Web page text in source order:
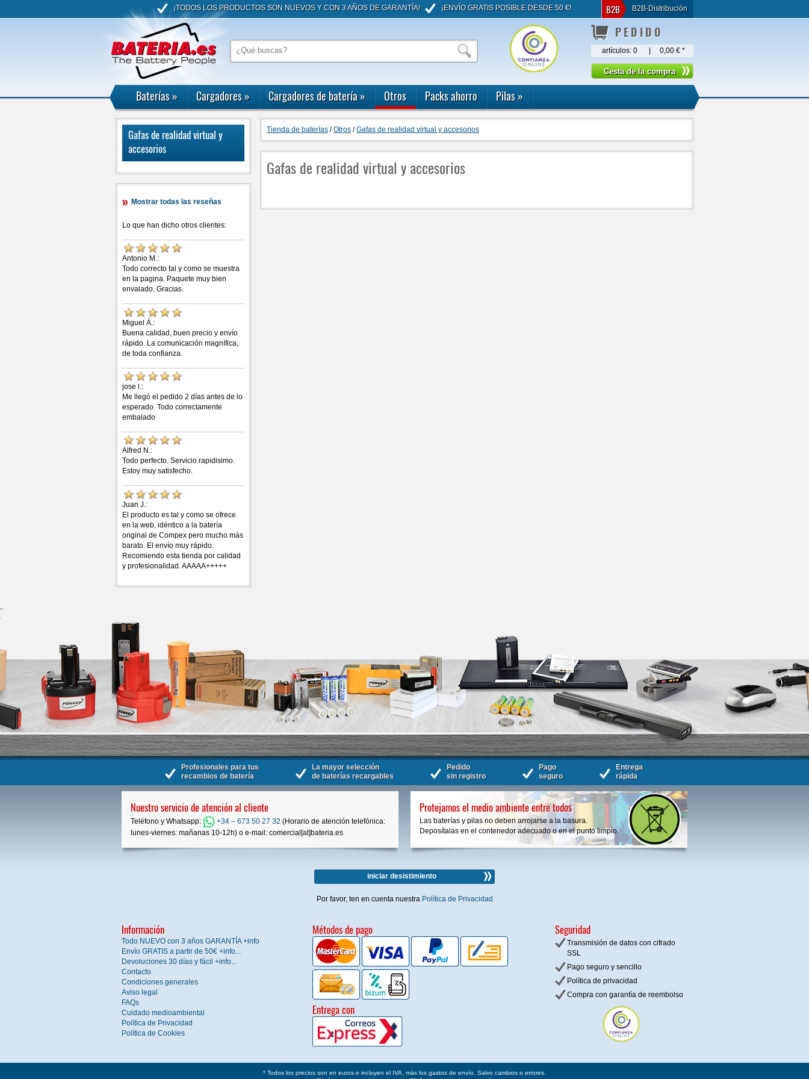
B2B B2B-Distribución
¡TODOS LOS PRODUCTOS SON NUEVOS Y CON 3 AÑOS DE GARANTÍA! ¡ENVÍO GRATIS POSIBLE DESDE 50 €!
PEDIDO
artículos: 0 0,00 € *
Baterías» Cargadores» Cargadores de batería» Otros Packs ahorro Pilas»
Gafas de realidad virtual y
accesorios
Mostrar todas las reseñas
Lo que han dicho otros clientes:
Antonio M.:
Todo correcto tal y como se muestra
en la pagina. Paquete muy bien
envalado. Gracias.
Miguel Á.:
Buena calidad, buen precio y envío
rápido. La comunicación magnífica,
de toda confianza.
jose l.:
Me llegó el pedido 2 días antes de lo
esperado. Todo correctamente
embalado
Alfred N.:
Todo perfecto. Servicio rapidisimo.
Estoy muy satisfecho.
Juan J.:
El producto es tal y como se ofrece
en la web, idéntico a la batería
original de Compex pero mucho más
barato. El envío muy rápido.
Recomiendo esta tienda por calidad
y profesionalidad. AAAAA+++++
Tienda de baterías /Otros /Gafas de realidad virtual y accesorios
Gafas de realidad virtual y accesorios
Profesionales para tus
recambios de batería
La mayor selección
de baterías recargables
Pedido
sin registro
Pago
seguro
Entrega
rápida
Nuestro servicio de atención al cliente
Teléfono y Whatsapp: +34 – 673 50 27 32 (Horario de atención telefónica:
lunes-viernes: mañanas 10-12h) o e-mail: comercial[at]bateria.es
Protejamos el medio ambiente entre todos
Las baterías y pilas no deben arrojarse a la basura.
Deposítalas en el contenedor adecuado o en el punto limpio.
iniciar desistimiento
Por favor, ten en cuenta nuestra Política de Privacidad
Información
Todo NUEVO con 3 años GARANTÍA +info
Envío GRATIS a partir de 50€ +info...
Devoluciones 30 días y fácil +info...
Contacto
Condiciones generales
Aviso legal
FAQs
Cuidado medioambiental
Política de Privacidad
Política de Cookies
Métodos de pago
Entrega con
Seguridad
Transmisión de datos con cifrado
SSL
Pago seguro y sencillo
Política de privacidad
Compra con garantía de reembolso
* Todos los precios son en euros e incluyen el IVA, más los gastos de envío. Salvo cambios o errores.